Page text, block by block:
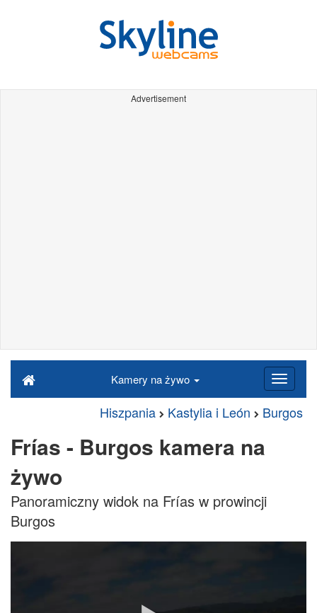
Advertisement
Kamery na żywo
Hiszpania Kastylia i León Burgos
Frías - Burgos kamera na
żywo
Panoramiczny widok na Frías w prowincji
Burgos